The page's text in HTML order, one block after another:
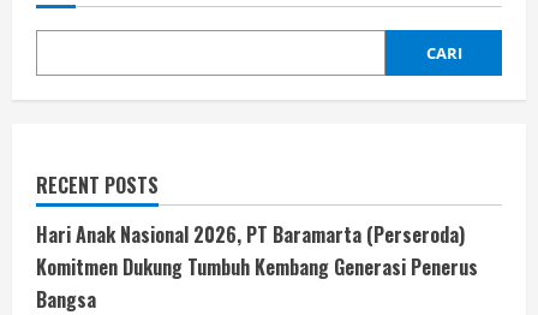
CARI
RECENT POSTS
Hari Anak Nasional 2026, PT Baramarta (Perseroda)
Komitmen Dukung Tumbuh Kembang Generasi Penerus
Bangsa